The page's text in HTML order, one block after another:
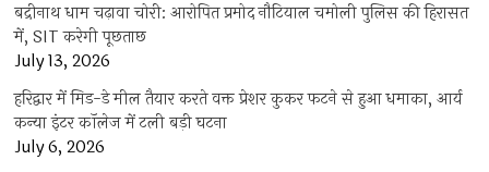
बद्रीनाथ धाम चढ़ावा चोरी: आरोपित प्रमोद नौटियाल चमोली पुलिस की हिरासत
में, SIT करेगी पूछताछ
July 13, 2026
हरिद्वार में मिड-डे मील तैयार करते वक्त प्रेशर कुकर फटने से हुआ धमाका, आर्य
कन्या इंटर कॉलेज में टली बड़ी घटना
July 6, 2026